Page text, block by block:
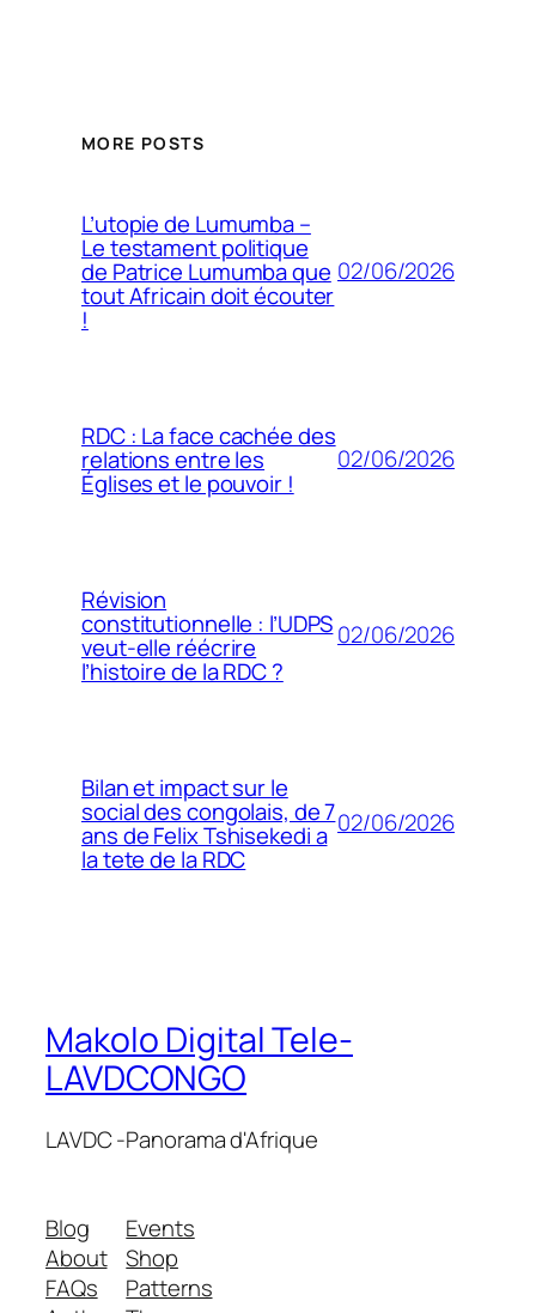
MORE POSTS
L’utopie de Lumumba –
Le testament politique
de Patrice Lumumba que
tout Africain doit écouter
!
02/06/2026
RDC : La face cachée des
relations entre les
Églises et le pouvoir !
02/06/2026
Révision
constitutionnelle : l’UDPS
veut-elle réécrire
l’histoire de la RDC ?
02/06/2026
Bilan et impact sur le
social des congolais, de 7
ans de Felix Tshisekedi a
la tete de la RDC
02/06/2026
Makolo Digital Tele-
LAVDCONGO
LAVDC -Panorama d'Afrique
Blog
About
FAQs
Events
Shop
Patterns